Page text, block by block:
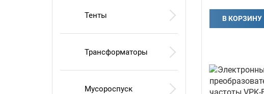
В КОРЗИНУ
Тенты
Трансформаторы
Мусороспуск